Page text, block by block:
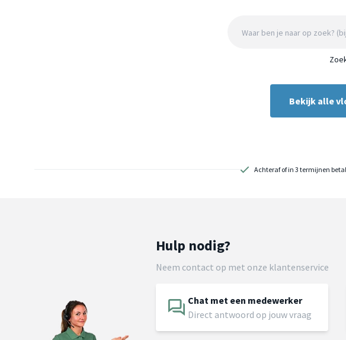
Bekijk alle
Achteraf of in 3 termijnen
Hulp nodig?
Neem contact op met onze klantenservice
Chat met een medewerker
Direct antwoord op jouw vraag